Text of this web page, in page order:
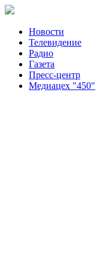
Новости
Телевидение
Радио
Газета
Пресс-центр
Медиацех "450"